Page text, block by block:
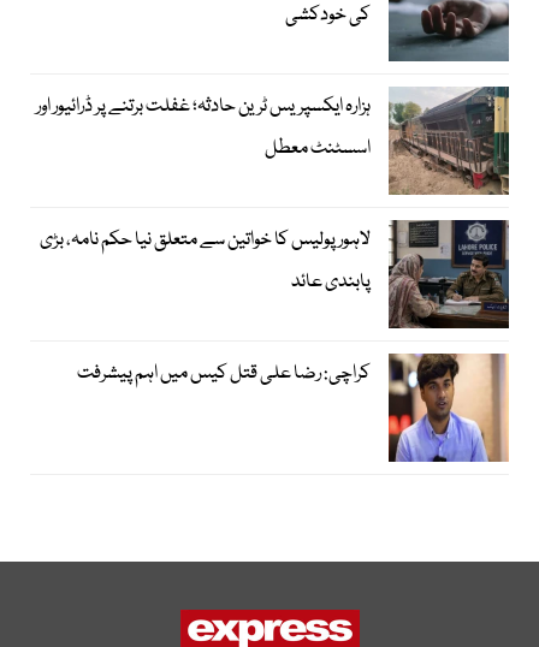
کی خودکشی
ہزارہ ایکسپریس ٹرین حادثہ؛ غفلت برتنے پر ڈرائیور اور
اسسٹنٹ معطل
لاہور پولیس کا خواتین سے متعلق نیا حکم نامہ، بڑی
پابندی عائد
کراچی: رضا علی قتل کیس میں اہم پیشرفت